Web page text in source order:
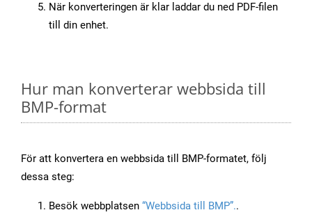
När konverteringen är klar laddar du ned PDF-filen
till din enhet.
Hur man konverterar webbsida till
BMP-format
För att konvertera en webbsida till BMP-formatet, följ
dessa steg:
Besök webbplatsen “Webbsida till BMP”..